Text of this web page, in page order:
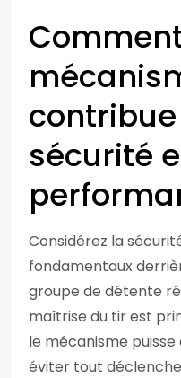
sécurité
Considérez la
fondamentaux
groupe de détente
maîtrise du tir est
le mécanisme
éviter tout